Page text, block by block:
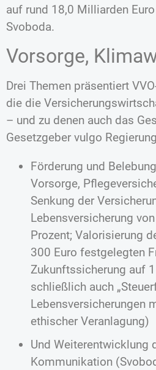
auf rund 18,0 Milliarden
Svoboda.
Vorsorge,
Drei Themen präsentiert
die die
– und zu denen auch das
Gesetzgeber vulgo
Förderung und
Vorsorge,
Senkung der
Lebensversicherung
Prozent; Valorisierung
300 Euro festgelegten
Zukunftssicherung auf
schließlich auch
Lebensversicherungen
ethischer Veranlagung)
Und Weiterentwicklung
Kommunikation